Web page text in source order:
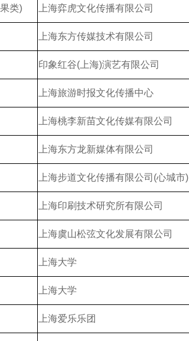
类) 上海弈虎文化传播有限公司
上海东方传媒技术有限公司
印象红谷(上海)演艺有限公司
上海旅游时报文化传播中心
上海桃李新苗文化传媒有限公司
上海东方龙新媒体有限公司
上海步道文化传播有限公司(心城市)
上海印刷技术研究所有限公司
上海虞山松弦文化发展有限公司
上海大学
上海大学
上海爱乐乐团